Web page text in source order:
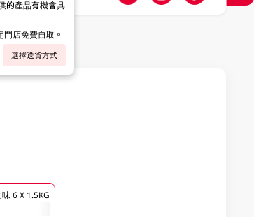
的產品有機會具
店免費自取。
選擇送貨方式
6 X 1.5KG